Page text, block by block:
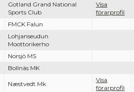
Gotland Grand National
Sports Club
Visa
förarprofil
FMCK Falun
Lohjanseudun
Moottorikerho
Norsjö MS
Bollnäs MK
Næstvedt Mk
Visa
förarprofil